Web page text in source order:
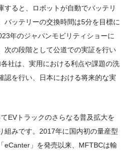
すると、ロボットが自動でバッテリ
バッテリーの交換時間は5分を目標に
年のジャパンモビリティショーに
次の段階として公道での実証を行い
社は、実用における利点や課題の洗
認を行い、日本における将来的な実
EVトラックのさらなる普及拡大を
組みです。2017年に国内初の量産型
eCanter」を発売以来、MFTBCは輸